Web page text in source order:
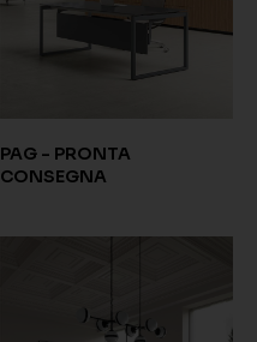
PAG - PRONTA
CONSEGNA